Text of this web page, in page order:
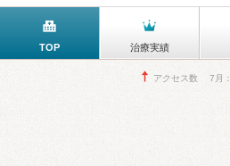
TOP 治療実績
アクセス数 7月：